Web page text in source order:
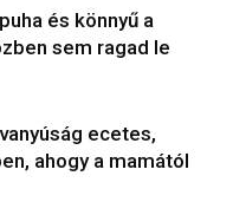
és könnyű a
sem ragad le
ecetes,
ahogy a mamától